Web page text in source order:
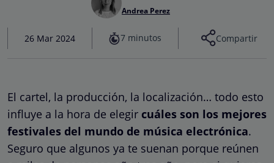
Andrea Perez
26 Mar 2024 7 minutos Compartir
El cartel, la producción, la localización… todo esto
influye a la hora de elegir cuáles son los mejores
festivales del mundo de música electrónica.
Seguro que algunos ya te suenan porque reúnen